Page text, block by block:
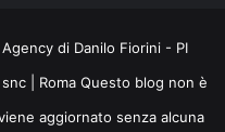
di Danilo Fiorini - PI
| Roma Questo blog non è
aggiornato senza alcuna